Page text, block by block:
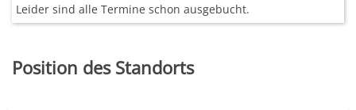
Leider sind alle Termine schon ausgebucht.
Position des Standorts